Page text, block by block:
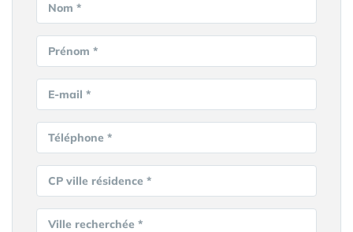
Nom *
Prénom *
E-mail *
Téléphone *
CP ville résidence *
Ville recherchée *